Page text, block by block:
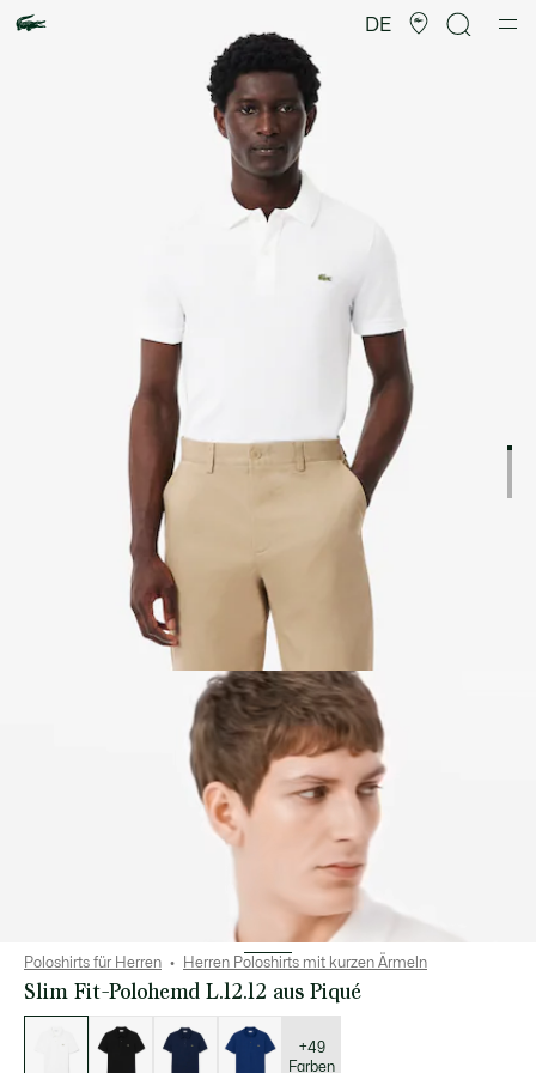
DE
Poloshirts für Herren Herren Poloshirts mit kurzen Ärmeln
Slim Fit-Polohemd L.12.12 aus Piqué
Varianten
+49
Farben